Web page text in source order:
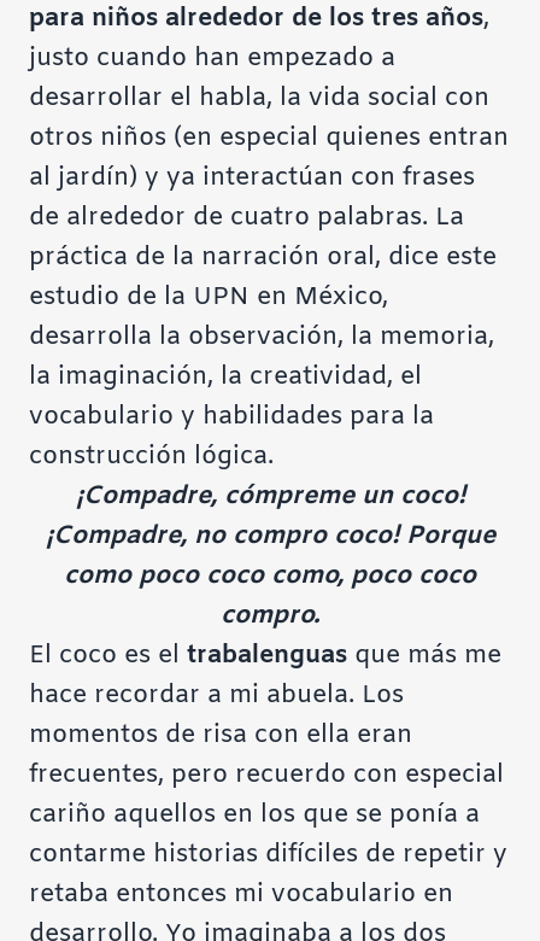
para niños alrededor de los tres años,
justo cuando han empezado a
desarrollar el habla, la vida social con
otros niños (en especial quienes entran
al jardín) y ya interactúan con frases
de alrededor de cuatro palabras. La
práctica de la narración oral, dice este
estudio de la UPN en México,
desarrolla la observación, la memoria,
la imaginación, la creatividad, el
vocabulario y habilidades para la
construcción lógica.
¡Compadre, cómpreme un coco!
¡Compadre, no compro coco! Porque
como poco coco como, poco coco
compro.
El coco es el trabalenguas que más me
hace recordar a mi abuela. Los
momentos de risa con ella eran
frecuentes, pero recuerdo con especial
cariño aquellos en los que se ponía a
contarme historias difíciles de repetir y
retaba entonces mi vocabulario en
desarrollo. Yo imaginaba a los dos